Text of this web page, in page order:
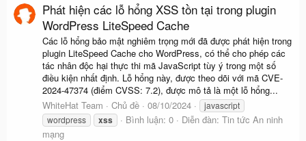
Phát hiện các lỗ hổng XSS tồn tại trong plugin
WordPress LiteSpeed Cache
Các lỗ hổng bảo mật nghiêm trọng mới đã được phát hiện trong
plugin LiteSpeed Cache cho WordPress, có thể cho phép các
tác nhân độc hại thực thi mã JavaScript tùy ý trong một số
điều kiện nhất định. Lỗ hổng này, được theo dõi với mã CVE-
2024-47374 (điểm CVSS: 7.2), được mô tả là một lỗ hổng...
WhiteHat Team
Chủ đề 08/10/2024
javascript
wordpress
xss Bình luận: 0 Diễn đàn: Tin tức An ninh
mạng